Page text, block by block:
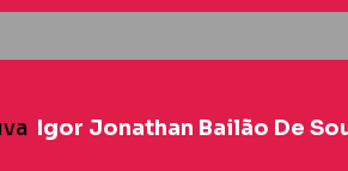
Igor Jonathan Bailão De